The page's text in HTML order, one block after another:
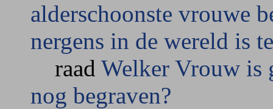
alderschoonste vrouwe
nergens in de wereld is
raad Welker Vrouw is
nog begraven?